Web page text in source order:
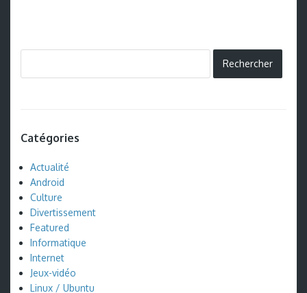
Catégories
Actualité
Android
Culture
Divertissement
Featured
Informatique
Internet
Jeux-vidéo
Linux / Ubuntu